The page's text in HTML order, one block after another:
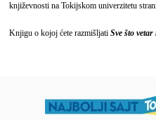
književnosti na Tokijskom univerzitetu
Knjigu o kojoj ćete razmišljati Sve što vetar